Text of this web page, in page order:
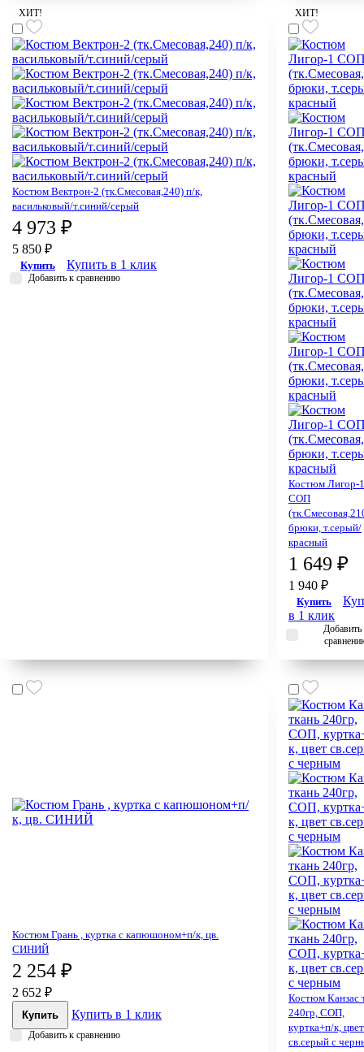
ХИТ!
Костюм Вектрон-2 (тк.Смесовая,240) п/к,
васильковый/т.синий/серый
4 973 ₽
5 850 ₽
Купить Купить в 1 клик
Добавить к сравнению
ХИТ!
Костюм Лигор-1
СОП
брюки, т.серый/
красный
1 649 ₽
1 940 ₽
Купить
в 1 клик
Добавить
Костюм Грань , куртка с капюшоном+п/к, цв.
СИНИЙ
2 254 ₽
2 652 ₽
Купить Купить в 1 клик
Добавить к сравнению
Костюм Канзас
240гр, СОП,
куртка+п/к, цвет
св.серый с